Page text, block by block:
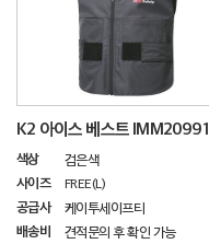
K2 아이스 베스트 IMM20991
색상 검은색
사이즈 FREE(L)
공급사 케이투세이프티
배송비 견적문의 후 확인 가능